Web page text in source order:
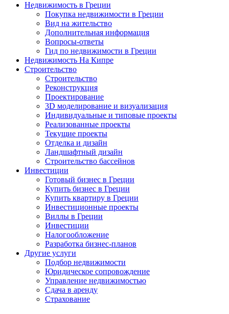
Недвижимость в Греции
Покупка недвижимости в Греции
Вид на жительство
Дополнительная информация
Вопросы-ответы
Гид по недвижимости в Греции
Недвижимость На Кипре
Строительство
Строительство
Реконструкция
Проектирование
3D моделирование и визуализация
Индивидуальные и типовые проекты
Реализованные проекты
Текущие проекты
Отделка и дизайн
Ландшафтный дизайн
Строительство бассейнов
Инвестиции
Готовый бизнес в Греции
Купить бизнес в Греции
Купить квартиру в Греции
Инвестиционные проекты
Виллы в Греции
Инвестиции
Налогообложение
Разработка бизнес-планов
Другие услуги
Подбор недвижимости
Юридическое сопровождение
Управление недвижимостью
Сдача в аренду
Страхование